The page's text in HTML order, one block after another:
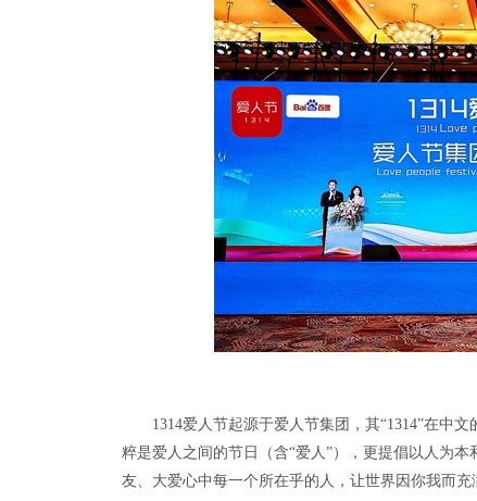
1314爱人节起源于爱人节集团，其“1314”在中
粹是爱人之间的节日（含“爱人”），更提倡以人为
友、大爱心中每一个所在乎的人，让世界因你我而充